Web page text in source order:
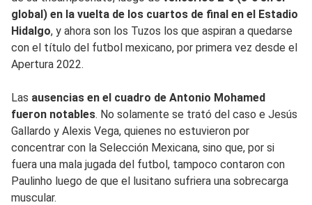
global) en la vuelta de los cuartos de final en el Estadio
Hidalgo, y ahora son los Tuzos los que aspiran a quedarse
con el título del futbol mexicano, por primera vez desde el
Apertura 2022.
Las ausencias en el cuadro de Antonio Mohamed
fueron notables. No solamente se trató del caso e Jesús
Gallardo y Alexis Vega, quienes no estuvieron por
concentrar con la Selección Mexicana, sino que, por si
fuera una mala jugada del futbol, tampoco contaron con
Paulinho luego de que el lusitano sufriera una sobrecarga
muscular.